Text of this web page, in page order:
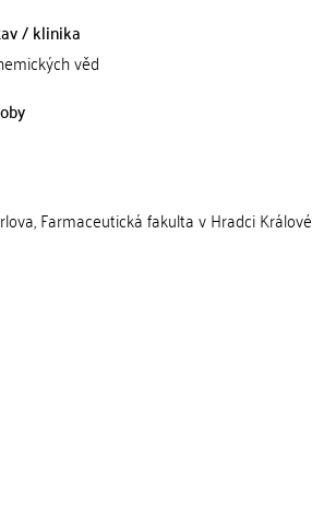
/ klinika
věd
Farmaceutická fakulta v Hradci Králové